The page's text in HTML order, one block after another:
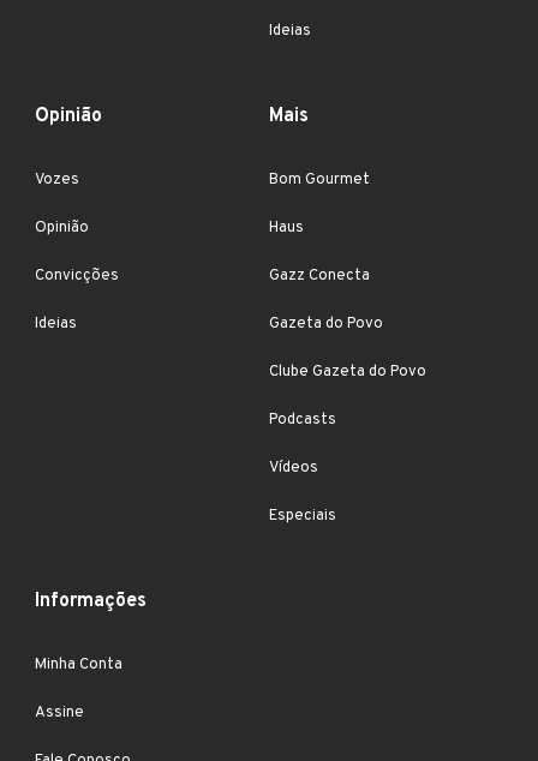
Ideias
Opinião
Vozes
Opinião
Convicções
Ideias
Mais
Bom Gourmet
Haus
Gazz Conecta
Gazeta do Povo
Clube Gazeta do Povo
Podcasts
Vídeos
Especiais
Informações
Minha Conta
Assine